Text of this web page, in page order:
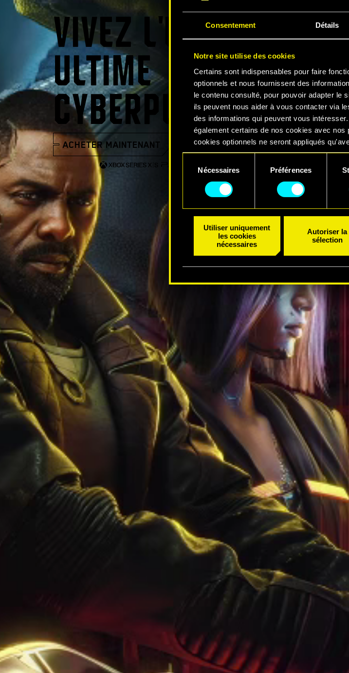
Consentement Détails
Notre site utilise des cookies
Certains sont indispensables pour faire
optionnels et nous fournissent des
le contenu consulté, pour pouvoir adapter le
ils peuvent nous aider à vous contacter via
des informations qui peuvent vous
également certains de nos cookies avec nos
cookies optionnels ne seront appliqués
Vous pouvez consulter tous les détails sur
modifier vos préférences dans le menu
consentement
Nécessaires Préférences
Utiliser uniquement
les cookies
nécessaires
Autoriser la
sélection
VIVEZ L'EXPÉRIENCE
ULTIME
CYBERPUNK 2077
ACHETER MAINTENANT REGARDER LA BANDE-ANNONCE